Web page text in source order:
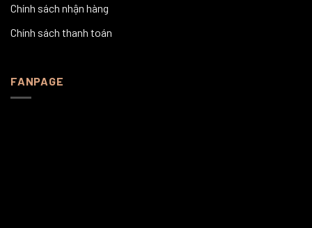
Chính sách nhận hàng
Chính sách thanh toán
FANPAGE